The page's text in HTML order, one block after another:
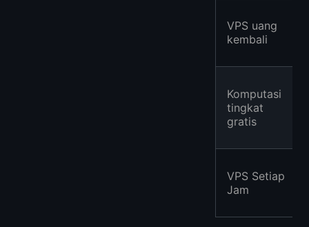
VPS uang
kembali
Komputasi
tingkat
gratis
VPS Setiap
Jam